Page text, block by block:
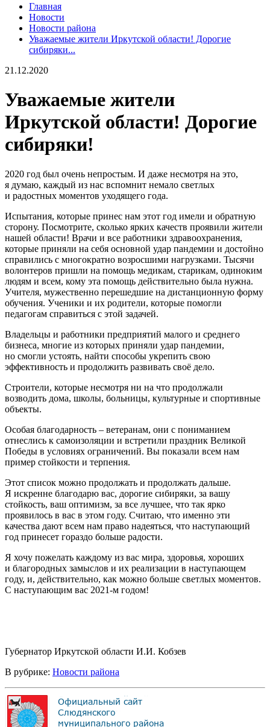
Главная
Новости
Новости района
Уважаемые жители Иркутской области! Дорогие
сибиряки...
21.12.2020
Уважаемые жители
Иркутской области! Дорогие
сибиряки!
2020 год был очень непростым. И даже несмотря на это,
я думаю, каждый из нас вспомнит немало светлых
и радостных моментов уходящего года.
Испытания, которые принес нам этот год имели и обратную
сторону. Посмотрите, сколько ярких качеств проявили жители
нашей области! Врачи и все работники здравоохранения,
которые приняли на себя основной удар пандемии и достойно
справились с многократно возросшими нагрузками. Тысячи
волонтеров пришли на помощь медикам, старикам, одиноким
людям и всем, кому эта помощь действительно была нужна.
Учителя, мужественно перешедшие на дистанционную форму
обучения. Ученики и их родители, которые помогли
педагогам справиться с этой задачей.
Владельцы и работники предприятий малого и среднего
бизнеса, многие из которых приняли удар пандемии,
но смогли устоять, найти способы укрепить свою
эффективность и продолжить развивать своё дело.
Строители, которые несмотря ни на что продолжали
возводить дома, школы, больницы, культурные и спортивные
объекты.
Особая благодарность – ветеранам, они с пониманием
отнеслись к самоизоляции и встретили праздник Великой
Победы в условиях ограничений. Вы показали всем нам
пример стойкости и терпения.
Этот список можно продолжать и продолжать дальше.
Я искренне благодарю вас, дорогие сибиряки, за вашу
стойкость, ваш оптимизм, за все лучшее, что так ярко
проявилось в вас в этом году. Считаю, что именно эти
качества дают всем нам право надеяться, что наступающий
год принесет гораздо больше радости.
Я хочу пожелать каждому из вас мира, здоровья, хороших
и благородных замыслов и их реализации в наступающем
году, и, действительно, как можно больше светлых моментов.
С наступающим вас 2021-м годом!
Губернатор Иркутской области И.И. Кобзев
В рубрике: Новости района